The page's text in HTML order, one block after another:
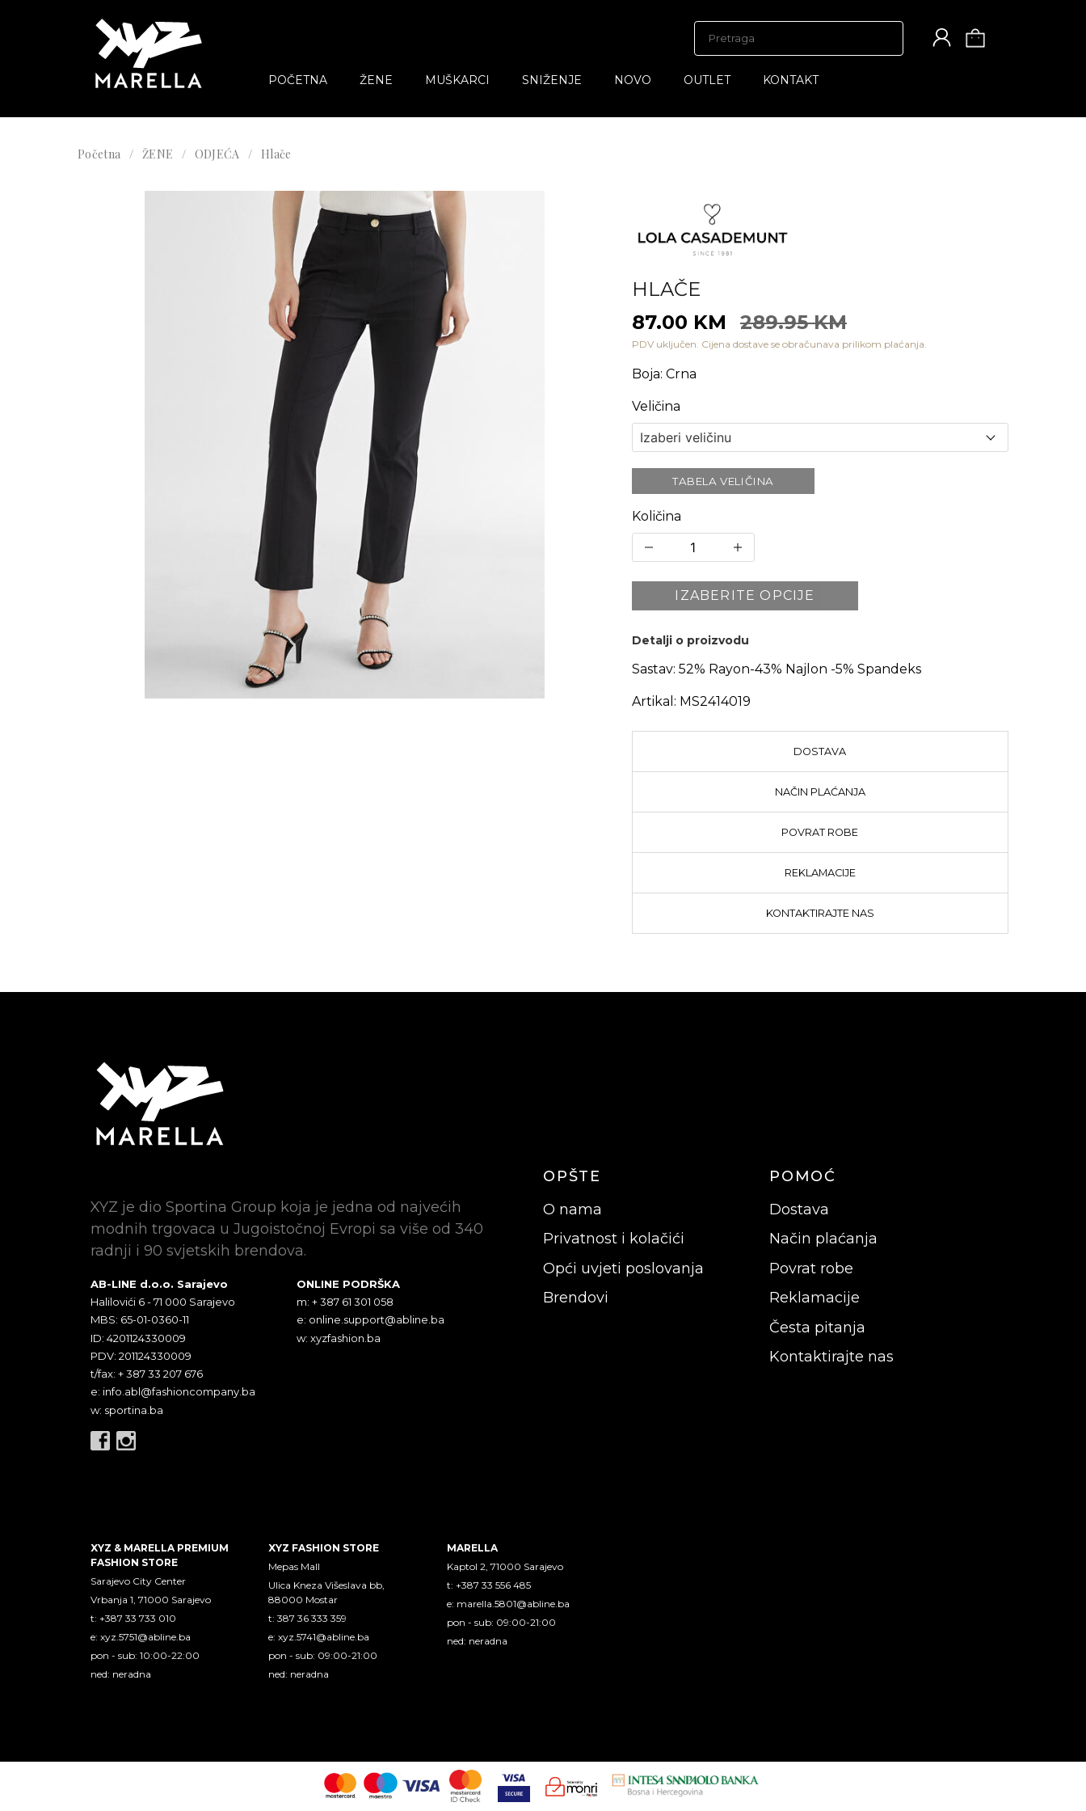
POČETNA ŽENE MUŠKARCI SNIŽENJE NOVO OUTLET KONTAKT
Početna ŽENE ODJEĆA Hlače
HLAČE
87.00 KM
289.95 KM
PDV uključen. Cijena dostave se obračunava prilikom plaćanja.
Boja: Crna
Veličina
TABELA VELIČINA
Količina
IZABERITE OPCIJE
Detalji o proizvodu
Sastav: 52% Rayon-43% Najlon -5% Spandeks
Artikal: MS2414019
DOSTAVA
NAČIN PLAĆANJA
POVRAT ROBE
REKLAMACIJE
KONTAKTIRAJTE NAS
XYZ je dio Sportina Group koja je jedna od najvećih
modnih trgovaca u Jugoistočnoj Evropi sa više od 340
radnji i 90 svjetskih brendova.
AB-LINE d.o.o. Sarajevo
Halilovići 6 - 71 000 Sarajevo
MBS: 65-01-0360-11
ID: 4201124330009
PDV: 201124330009
t/fax: + 387 33 207 676
e: info.abl@fashioncompany.ba
w: sportina.ba
ONLINE PODRŠKA
m: + 387 61 301 058
e: online.support@abline.ba
w: xyzfashion.ba
OPŠTE
O nama
Privatnost i kolačići
Opći uvjeti poslovanja
Brendovi
POMOĆ
Dostava
Način plaćanja
Povrat robe
Reklamacije
Česta pitanja
Kontaktirajte nas
XYZ & MARELLA PREMIUM
FASHION STORE
Sarajevo City Center
Vrbanja 1, 71000 Sarajevo
t: +387 33 733 010
e: xyz.5751@abline.ba
pon - sub: 10:00-22:00
ned: neradna
XYZ FASHION STORE
Mepas Mall
Ulica Kneza Višeslava bb,
88000 Mostar
t: 387 36 333 359
e:xyz.5741@abline.ba
pon - sub: 09:00-21:00
ned: neradna
MARELLA
Kaptol 2, 71000 Sarajevo
t: +387 33 556 485
e: marella.5801@abline.ba
pon - sub: 09:00-21:00
ned: neradna